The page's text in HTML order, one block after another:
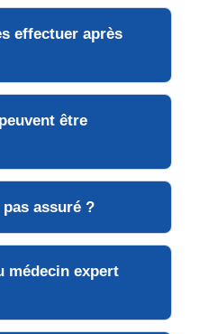
effectuer après
être
assuré ?
médecin expert